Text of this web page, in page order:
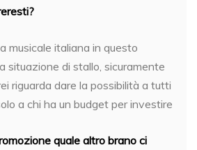
musicale italiana in questo
situazione di stallo, sicuramente
riguarda dare la possibilità a tutti
a chi ha un budget per investire
quale altro brano ci